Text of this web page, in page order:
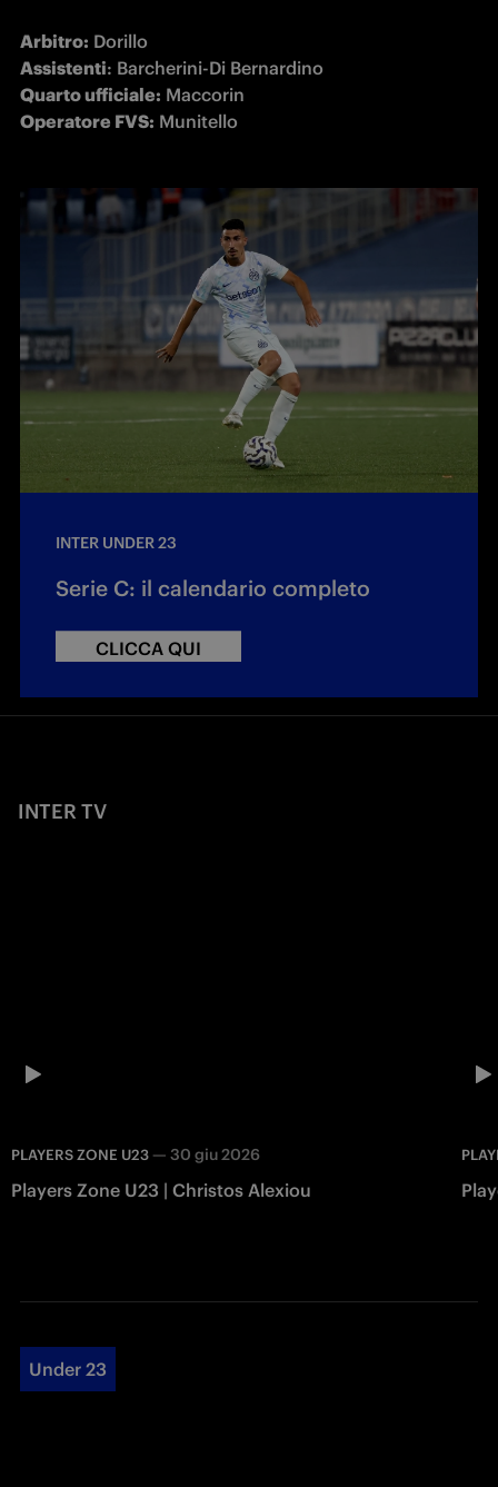
Arbitro:
Assistenti
Quarto ufficiale:
Operatore FVS: Munitello
INTER UNDER 23
Serie C: il calendario completo
CLICCA QUI
INTER TV
PLAYERS ZONE U23 — 30 giu 2026
Players Zone U23 | Christos Alexiou
Under 23